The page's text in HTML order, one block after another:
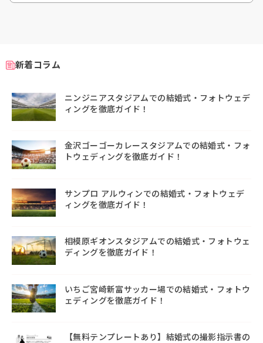
新着コラム
ニンジニアスタジアムでの結婚式・フォトウェデ
ィングを徹底ガイド！
金沢ゴーゴーカレースタジアムでの結婚式・フォ
トウェディングを徹底ガイド！
サンプロ アルウィンでの結婚式・フォトウェデ
ィングを徹底ガイド！
相模原ギオンスタジアムでの結婚式・フォトウェ
ディングを徹底ガイド！
いちご宮崎新富サッカー場での結婚式・フォトウ
ェディングを徹底ガイド！
【無料テンプレートあり】結婚式の撮影指示書の